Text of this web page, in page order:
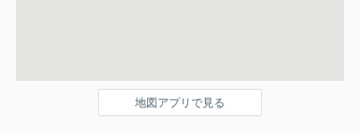
地図アプリで見る